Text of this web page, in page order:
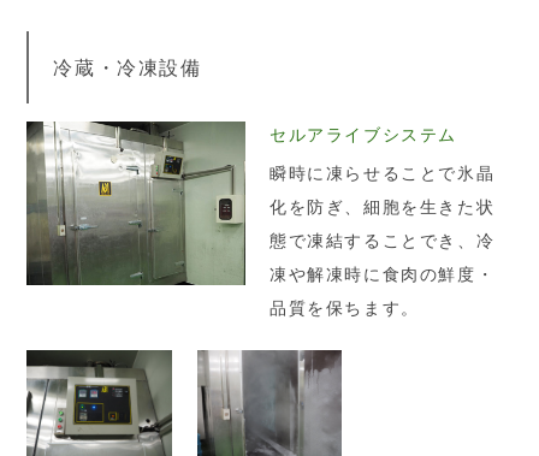
冷蔵・冷凍設備
セルアライブシステム
瞬時に凍らせることで氷晶
化を防ぎ、細胞を生きた状
態で凍結することでき、冷
凍や解凍時に食肉の鮮度・
品質を保ちます。